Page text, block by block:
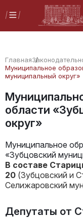
Главная
Муниципальное
муниципальный округ»
области
округ»
Муниципальное
«Зубцовский
В составе
20 (Зубцовский и
Селижаровский
Депутаты от